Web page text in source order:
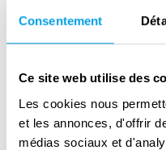
Consentement
Ce site web utilise des
Les cookies nous
et les annonces, d'offrir
médias sociaux et
"Eine junge Person
sagte im Flüsterton:
mir in den Raum
vielleicht kommen
haben viele Freunde